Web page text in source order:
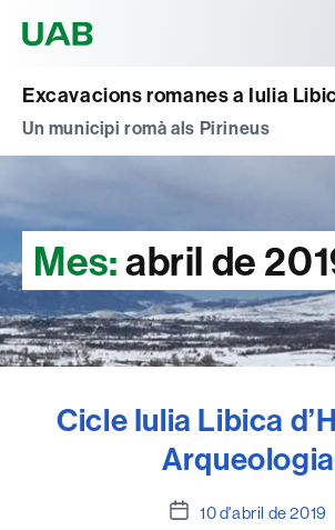
Excavacions romanes a Iulia
Un municipi romà als Pirineus
Mes:abril de
Cicle Iulia Libica
Arqueologia
Data10 d'abril de 2019